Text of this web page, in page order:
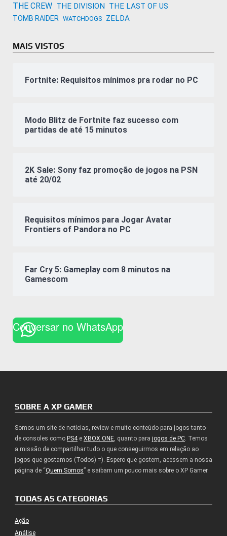
THE CREW THE DIVISION THE LAST OF US
TOMB RAIDER WATCHDOGS ZELDA
MAIS VISTOS
Fortnite: Requisitos mínimos pra rodar no PC
Modo Blitz de Fortnite faz sucesso com
partidas de até 15 minutos
2K Sale: Sony faz promoção de jogos na PSN
até 20/02
Requisitos mínimos para Jogar Avatar
Frontiers of Pandora no PC
Far Cry 5: Gameplay com 8 minutos na
Gamescom
Conversar no WhatsApp
SOBRE A XP GAMER
Somos um site de notícias, review e muito conteúdo para jogos tanto
de consoles como PS4e XBOX ONE, quanto para jogos de PC. Temos
a missão de compartilhar tudo o que conseguirmos em relação ao
jogos que gostamos (Todos) =). Espero que gostem, acessem a nossa
página de “Quem Somos” e saibam um pouco mais sobre o XP Gamer.
TODAS AS CATEGORIAS
Ação
Análise